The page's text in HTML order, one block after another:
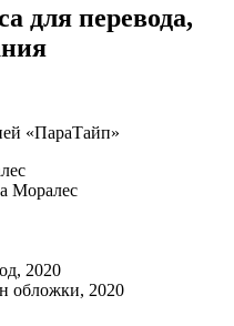
для перевода,
«ПараТайп»
Моралес
2020
обложки, 2020